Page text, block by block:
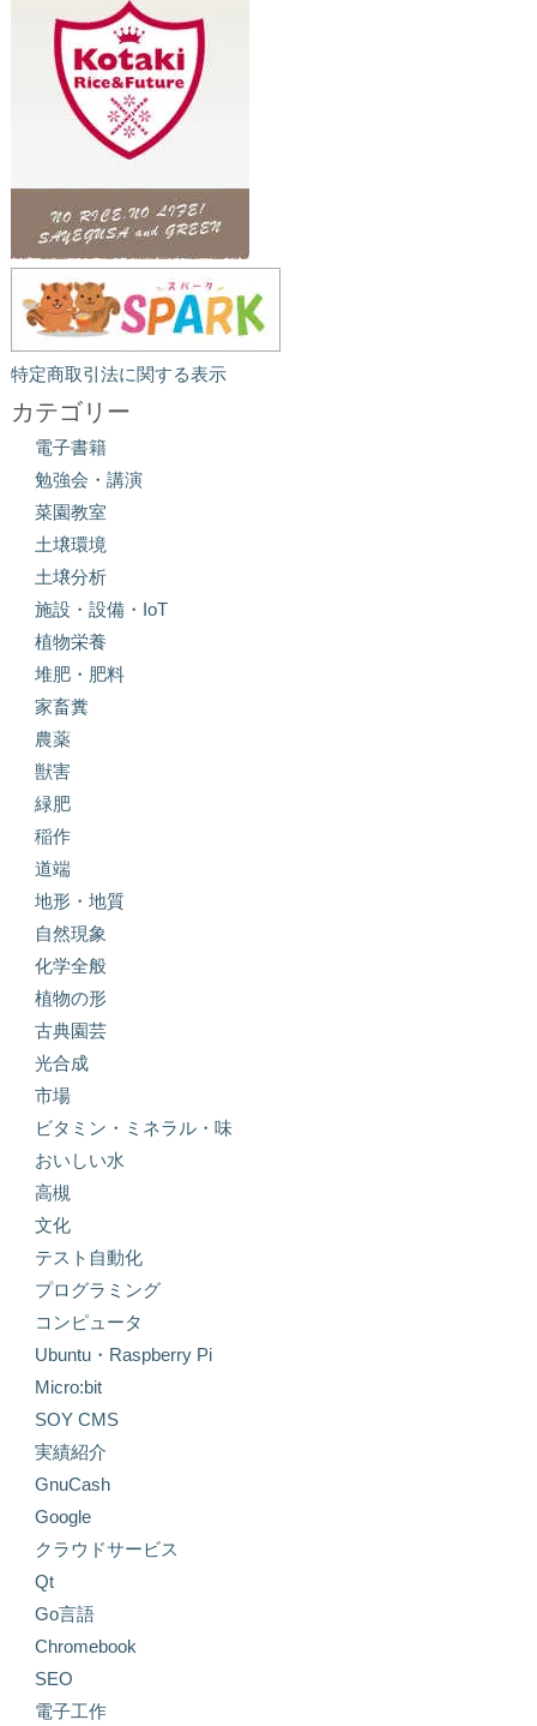
特定商取引法に関する表示
カテゴリー
電子書籍
勉強会・講演
菜園教室
土壌環境
土壌分析
施設・設備・IoT
植物栄養
堆肥・肥料
家畜糞
農薬
獣害
緑肥
稲作
道端
地形・地質
自然現象
化学全般
植物の形
古典園芸
光合成
市場
ビタミン・ミネラル・味
おいしい水
高槻
文化
テスト自動化
プログラミング
コンピュータ
Ubuntu・Raspberry Pi
Micro:bit
SOY CMS
実績紹介
GnuCash
Google
クラウドサービス
Qt
Go言語
Chromebook
SEO
電子工作